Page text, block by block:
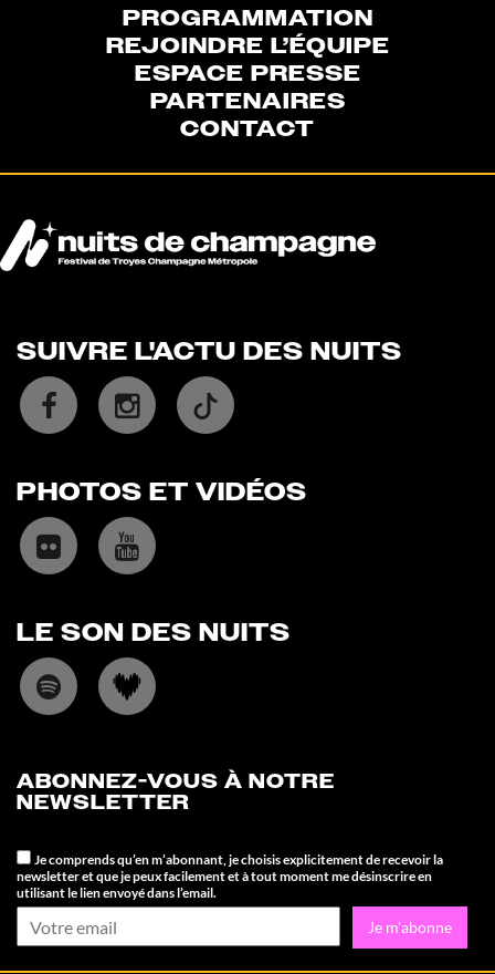
PROGRAMMATION
REJOINDRE L’ÉQUIPE
ESPACE PRESSE
PARTENAIRES
CONTACT
SUIVRE L'ACTU DES NUITS
PHOTOS ET VIDÉOS
LE SON DES NUITS
ABONNEZ-VOUS À NOTRE
NEWSLETTER
Je comprends qu’en m’abonnant, je choisis explicitement de recevoir la
newsletter et que je peux facilement et à tout moment me désinscrire en
utilisant le lien envoyé dans l’email.